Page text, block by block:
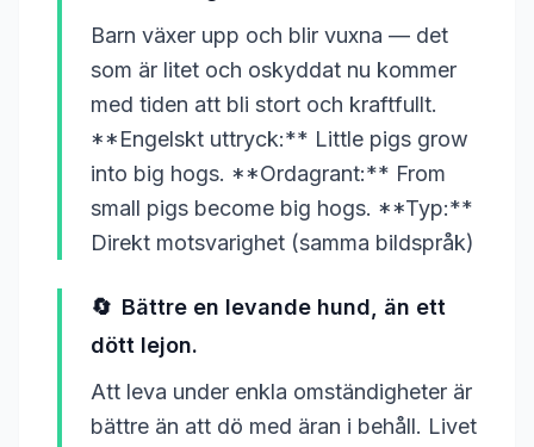
Barn växer upp och blir vuxna — det
som är litet och oskyddat nu kommer
med tiden att bli stort och kraftfullt.
**Engelskt uttryck:** Little pigs grow
into big hogs. **Ordagrant:** From
small pigs become big hogs. **Typ:**
Direkt motsvarighet (samma bildspråk)
🔄 Bättre en levande hund, än ett
dött lejon.
Att leva under enkla omständigheter är
bättre än att dö med äran i behåll. Livet